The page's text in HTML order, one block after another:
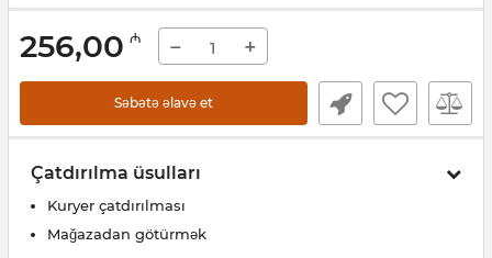
256,00 ₼ − +
Səbətə əlavə et
Çatdırılma üsulları
Kuryer çatdırılması
Mağazadan götürmək